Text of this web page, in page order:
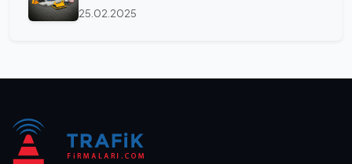
25.02.2025